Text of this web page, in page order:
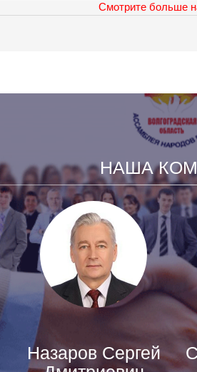
Смотрите больше
НАША
Назаров Сергей